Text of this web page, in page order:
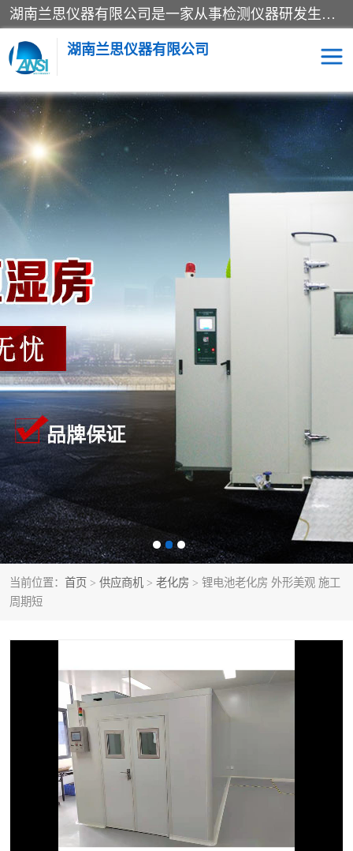
湖南兰思仪器有限公司是一家从事检测仪器研发生产销售和维修保养服务的综合型企业，产品符合国际标准可按需定制专业售前售后工程师，主要有门窗性能体验箱、门窗隔音展示箱、恒温恒湿试验箱、步入式恒温恒湿房、高低温试验箱、老化试验箱、老化试验房、恒温恒湿培养箱、水泥标准养护试验箱、电热鼓风干燥试验箱、真空干燥箱、工业烤箱、盐雾腐蚀试验箱等。
湖南兰思仪器有限公司
当前位置： 首页 > 供应商机 > 老化房 > 锂电池老化房 外形美观 施工
周期短
老化房 恒温恒湿试验箱
工业烘箱 门窗体验箱